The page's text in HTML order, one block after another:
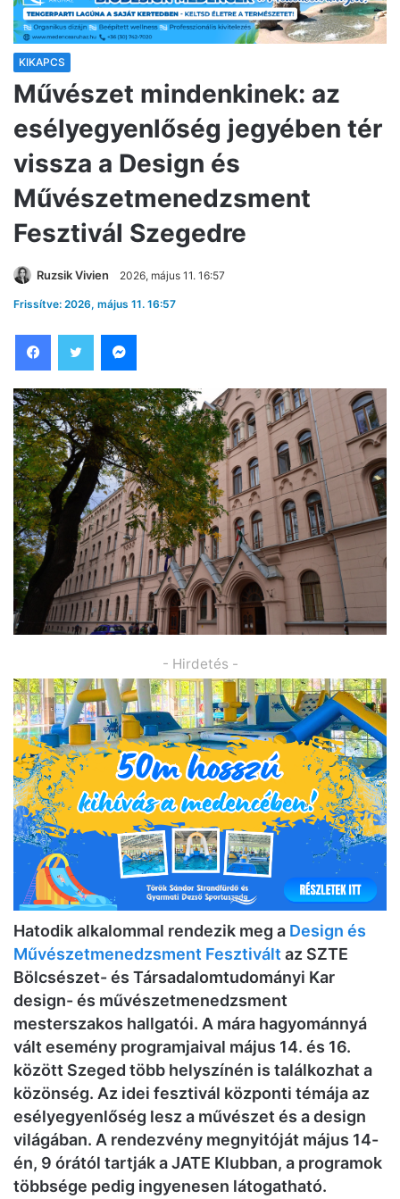
KIKAPCS
Művészet mindenkinek: az
esélyegyenlőség jegyében tér
vissza a Design és
Művészetmenedzsment
Fesztivál Szegedre
Ruzsik Vivien 2026, május 11. 16:57
Frissítve: 2026, május 11. 16:57
- Hirdetés -
Hatodik alkalommal rendezik meg a Design és
Művészetmenedzsment Fesztiváltaz SZTE
Bölcsészet- és Társadalomtudományi Kar
design- és művészetmenedzsment
mesterszakos hallgatói. A mára hagyománnyá
vált esemény programjaival május 14. és 16.
között Szeged több helyszínén is találkozhat a
közönség. Az idei fesztivál központi témája az
esélyegyenlőség lesz a művészet és a design
világában. A rendezvény megnyitóját május 14-
én, 9 órától tartják a JATE Klubban, a programok
többsége pedig ingyenesen látogatható.